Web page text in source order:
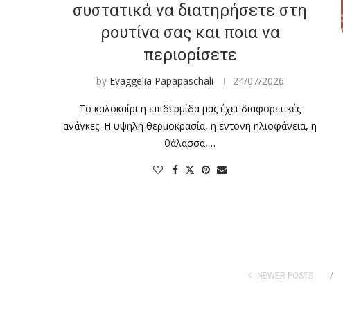
συστατικά να διατηρήσετε στη
ρουτίνα σας και ποια να
περιορίσετε
by Evaggelia Papapaschali 24/07/2026
Το καλοκαίρι η επιδερμίδα μας έχει διαφορετικές
ανάγκες. Η υψηλή θερμοκρασία, η έντονη ηλιοφάνεια, η
θάλασσα,…
NEWER POSTS